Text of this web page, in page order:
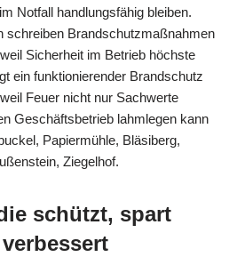
Notfall handlungsfähig bleiben.
schreiben Brandschutzmaßnahmen
Sicherheit im Betrieb höchste
ein funktionierender Brandschutz
Feuer nicht nur Sachwerte
Geschäftsbetrieb lahmlegen kann
Papiermühle, Bläsiberg,
Ziegelhof.
schützt, spart